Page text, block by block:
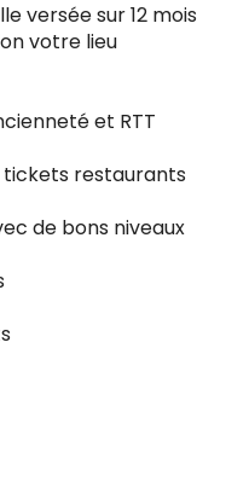
versée sur 12 mois
votre lieu
et RTT
tickets restaurants
de bons niveaux